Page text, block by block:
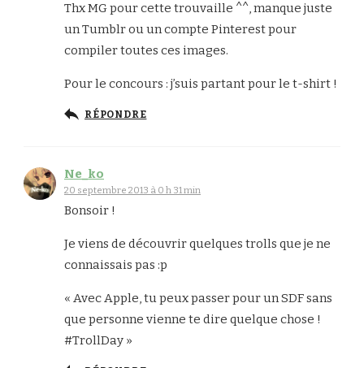
Thx MG pour cette trouvaille ^^, manque juste
un Tumblr ou un compte Pinterest pour
compiler toutes ces images.
Pour le concours : j’suis partant pour le t-shirt !
RÉPONDRE
Ne_ko
20 septembre 2013 à 0 h 31 min
Bonsoir !
Je viens de découvrir quelques trolls que je ne
connaissais pas :p
« Avec Apple, tu peux passer pour un SDF sans
que personne vienne te dire quelque chose !
#TrollDay »